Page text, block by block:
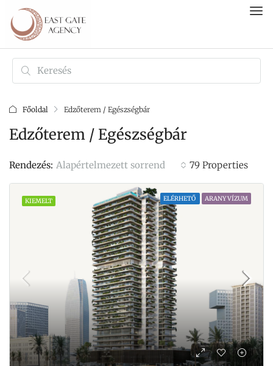
Főoldal Edzőterem / Egészségbár
Edzőterem / Egészségbár
79 Properties
Rendezés: Alapértelmezett sorrend
KIEMELT ELÉRHETŐ ARANY VÍZUM